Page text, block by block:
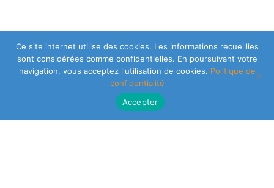
Ce site internet utilise des cookies. Les informations recueillies
sont considérées comme confidentielles. En poursuivant votre
navigation, vous acceptez l'utilisation de cookies. Politique de
confidentialité
Accepter